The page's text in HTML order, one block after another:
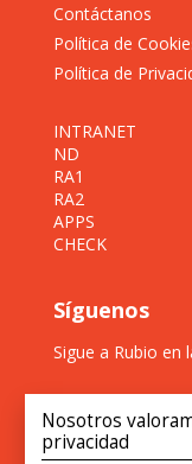
Contáctanos
Política de
Política de
INTRANET
ND
RA1
RA2
APPS
CHECK
Síguenos
Sigue a Rubio en
Nosotros
privacidad